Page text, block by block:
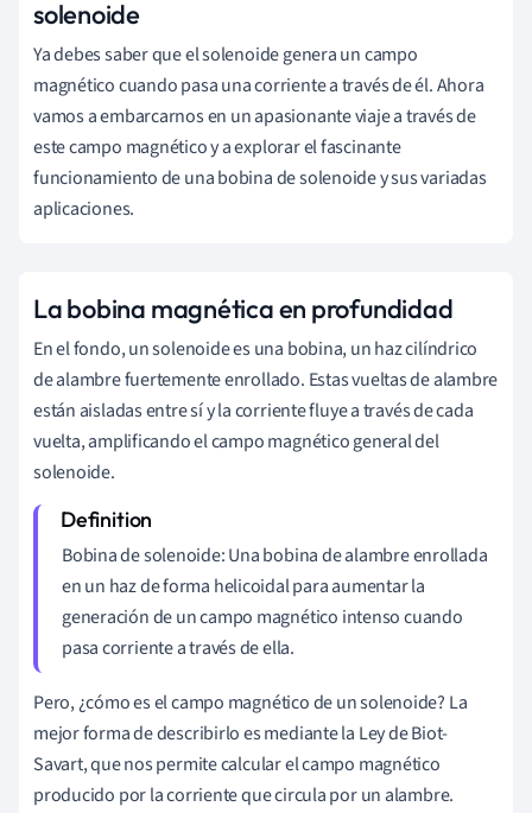
solenoide
Ya debes saber que el solenoide genera un campo
magnético cuando pasa una corriente a través de él. Ahora
vamos a embarcarnos en un apasionante viaje a través de
este campo magnético y a explorar el fascinante
funcionamiento de una bobina de solenoide y sus variadas
aplicaciones.
La bobina magnética en profundidad
En el fondo, un solenoide es una bobina, un haz cilíndrico
de alambre fuertemente enrollado. Estas vueltas de alambre
están aisladas entre sí y la corriente fluye a través de cada
vuelta, amplificando el campo magnético general del
solenoide.
Bobina de solenoide: Una bobina de alambre enrollada
en un haz de forma helicoidal para aumentar la
generación de un campo magnético intenso cuando
pasa corriente a través de ella.
Pero, ¿cómo es el campo magnético de un solenoide? La
mejor forma de describirlo es mediante la Ley de Biot-
Savart, que nos permite calcular el campo magnético
producido por la corriente que circula por un alambre.